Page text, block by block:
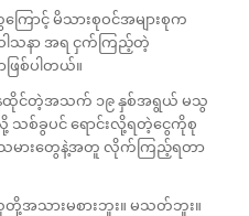
ောင့် မိသားစုဝင်အများစုက
သနာ အရ ငှက်ကြည့်တဲ့
ြစ်ပါတယ်။
ေထိုင်တဲ့အသက် ၁၉ နှစ်အရွယ် မသွ
သစ်ခွပင် ရောင်းလို့ရတဲ့ငွေကိုစု
မားတွေနဲ့အတူ လိုက်ကြည့်ရတာ
အသားမစားဘူး။ မသတ်ဘူး။